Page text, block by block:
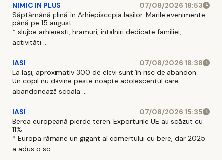
NIMIC IN PLUS
07/08/2026 18:53
Săptămână plină în Arhiepiscopia Iașilor. Marile evenimente
până pe 15 august
* slujbe arhieresti, hramuri, intalniri dedicate familiei,
activităti ...
IASI
07/08/2026 18:38
La Iași, aproximativ 300 de elevi sunt în risc de abandon
Un copil nu devine peste noapte adolescentul care
abandonează scoala ...
IASI
07/08/2026 15:35
Berea europeană pierde teren. Exporturile UE au scăzut cu
11%
* Europa rămane un gigant al comertului cu bere, dar 2025
a adus o sc ...